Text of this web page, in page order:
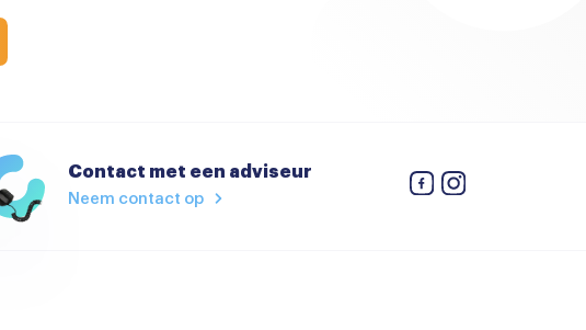
Contact met een adviseur
Neem contact op